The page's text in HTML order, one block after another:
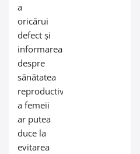
a
oricărui
defect și
informarea
despre
sănătatea
reproductivă
a femeii
ar putea
duce la
evitarea